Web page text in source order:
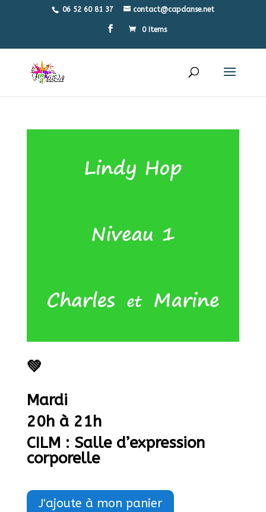
06 52 60 81 37 contact@capdanse.net
0 Items
💚
Mardi
20h à 21h
CILM : Salle d’expression
corporelle
J'ajoute à mon panier